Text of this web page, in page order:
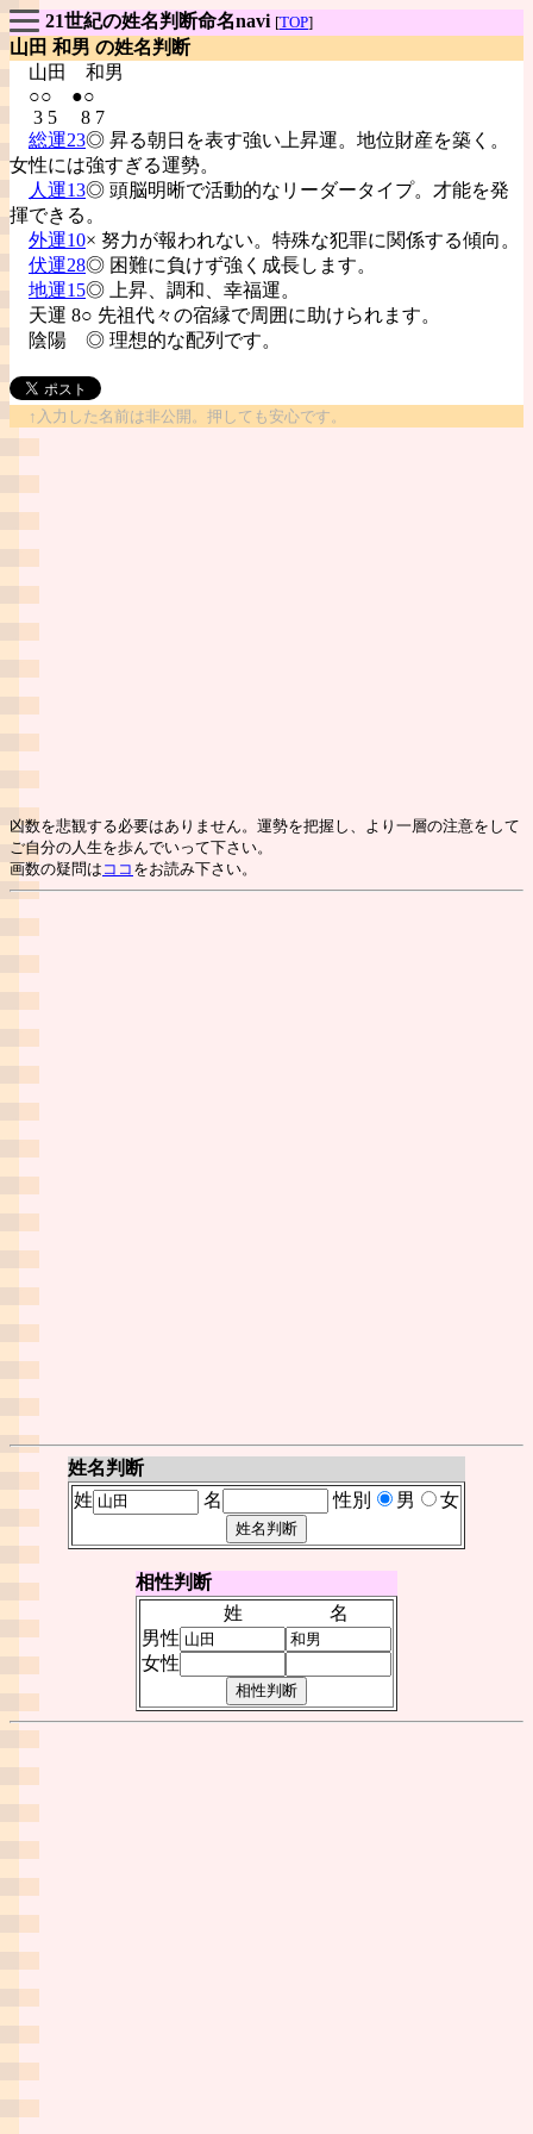
21世紀の姓名判断命名navi [TOP]
山田 和男 の姓名判断
山田 和男
○○ ●○
3 5 8 7
総運23◎ 昇る朝日を表す強い上昇運。地位財産を築く。
女性には強すぎる運勢。
人運13◎ 頭脳明晰で活動的なリーダータイプ。才能を発
揮できる。
外運10× 努力が報われない。特殊な犯罪に関係する傾向。
伏運28◎ 困難に負けず強く成長します。
地運15◎ 上昇、調和、幸福運。
天運 8○ 先祖代々の宿縁で周囲に助けられます。
陰陽 ◎ 理想的な配列です。
↑入力した名前は非公開。押しても安心です。
凶数を悲観する必要はありません。運勢を把握し、より一層の注意をして
ご自分の人生を歩んでいって下さい。
画数の疑問は ココ をお読み下さい。
姓名判断
姓
名 性別 男 女
相性判断
姓
名
男性
女性